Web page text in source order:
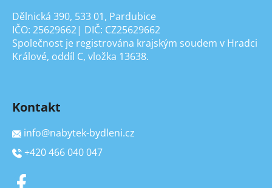
Dělnická 390, 533 01, Pardubice
IČO: 25629662| DIČ: CZ25629662
Společnost je registrována krajským soudem v Hradci
Králové, oddíl C, vložka 13638.
Kontakt
info@nabytek-bydleni.cz
+420 466 040 047